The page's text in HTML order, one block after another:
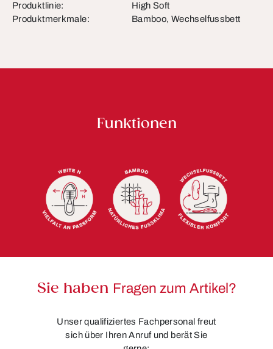
Produktlinie:
High Soft
Produktmerkmale:
Bamboo, Wechselfussbett
Funktionen
Sie haben Fragen zum Artikel?
Unser qualifiziertes Fachpersonal freut
sich über Ihren Anruf und berät Sie